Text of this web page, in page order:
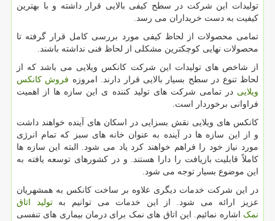
تولیدات این شرکت در سطح کیفی بالایی قرار داشته و با بهترین
کیفیت به دست خریداران می رسد.
تمامی محصولات از لحاظ کیفی مورد بررسی کامل قرار گرفته تا
محصولات نهایی کوچکترین مشکلی از لحاظ فنی نداشته باشند.
از شاخص های تولیدات این شرکت کانکس ویلایی می باشد که از
لحاظ تنوع در سطح بسیار بالایی قرار دارند. امروزه فروش کانکس
ویلایی در تمامی شرکت های تولید کننده ی این سازه ها از اهمیت
فراوانی برخوردار است.
کانکس های ویلایی نقش بسزایی در اسکان های آینده خواهند داشت
و از این سازه ها در آینده به عنوان خانه های سبز که تمام انرژی
مورد نیاز خود را فراهم خواهند کرد یاد می شود. البته این سازه ها
کاملاً قابلیت بازیافت را دارا هستند. و در کشورهای توسعه یافته به
این موضوع بسیار توجه می شود.
در این شرکت خدمات دیگری علاوه بر ساخت کانکس به همشهریان
عزیز ارائه می شود. از این خدمات می توانیم بهتولید اتاق
نمک اشاره نمائیم. این اتاق های نمک برای درمان بیماری های تنفسی